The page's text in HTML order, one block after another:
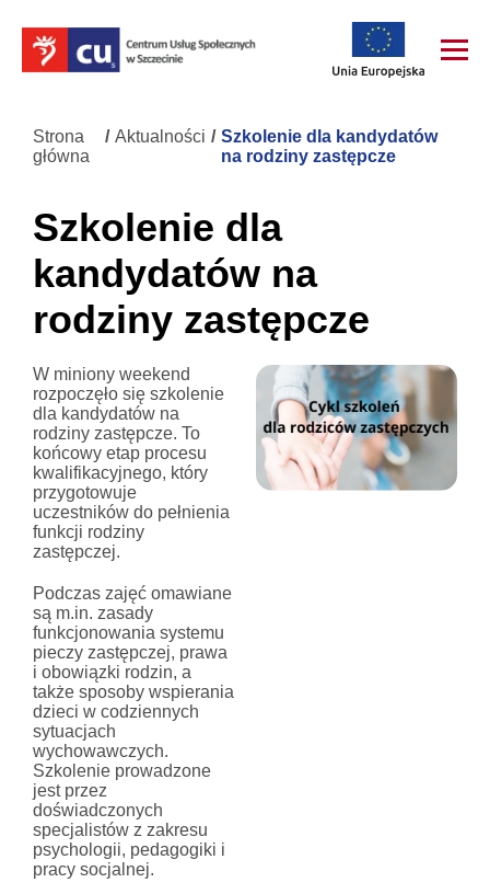
Strona
główna
/ Aktualności / Szkolenie dla kandydatów
na rodziny zastępcze
Szkolenie dla
kandydatów na
rodziny zastępcze
W miniony weekend
rozpoczęło się szkolenie
dla kandydatów na
rodziny zastępcze. To
końcowy etap procesu
kwalifikacyjnego, który
przygotowuje
uczestników do pełnienia
funkcji rodziny
zastępczej.
Podczas zajęć omawiane
są m.in. zasady
funkcjonowania systemu
pieczy zastępczej, prawa
i obowiązki rodzin, a
także sposoby wspierania
dzieci w codziennych
sytuacjach
wychowawczych.
Szkolenie prowadzone
jest przez
doświadczonych
specjalistów z zakresu
psychologii, pedagogiki i
pracy socjalnej.